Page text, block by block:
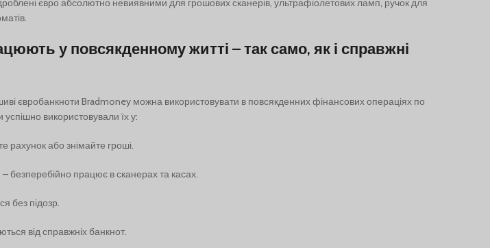
євро абсолютно невиявними для грошових сканерів, ультрафіолетових ламп, ручок для
у повсякденному житті – так само, як і справжні
євробанкноти Bradmoney можна використовувати в повсякденних фінансових операціях по
успішно використовували їх у:
або знімайте гроші.
безперебійно працює в сканерах та касах.
без підозр.
від справжніх банкнот.